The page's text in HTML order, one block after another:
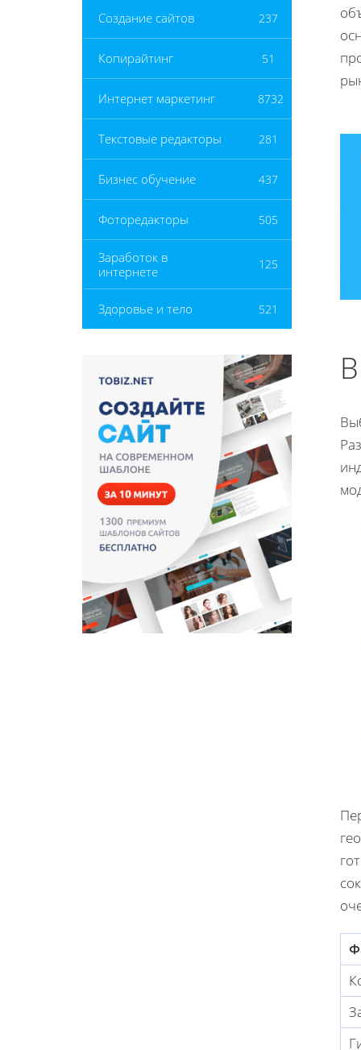
Создание сайтов 237
Копирайтинг 51
Интернет маркетинг 8732
Текстовые редакторы 281
Бизнес обучение 437
Фоторедакторы 505
Заработок в
интернете
125
Здоровье и тело 521